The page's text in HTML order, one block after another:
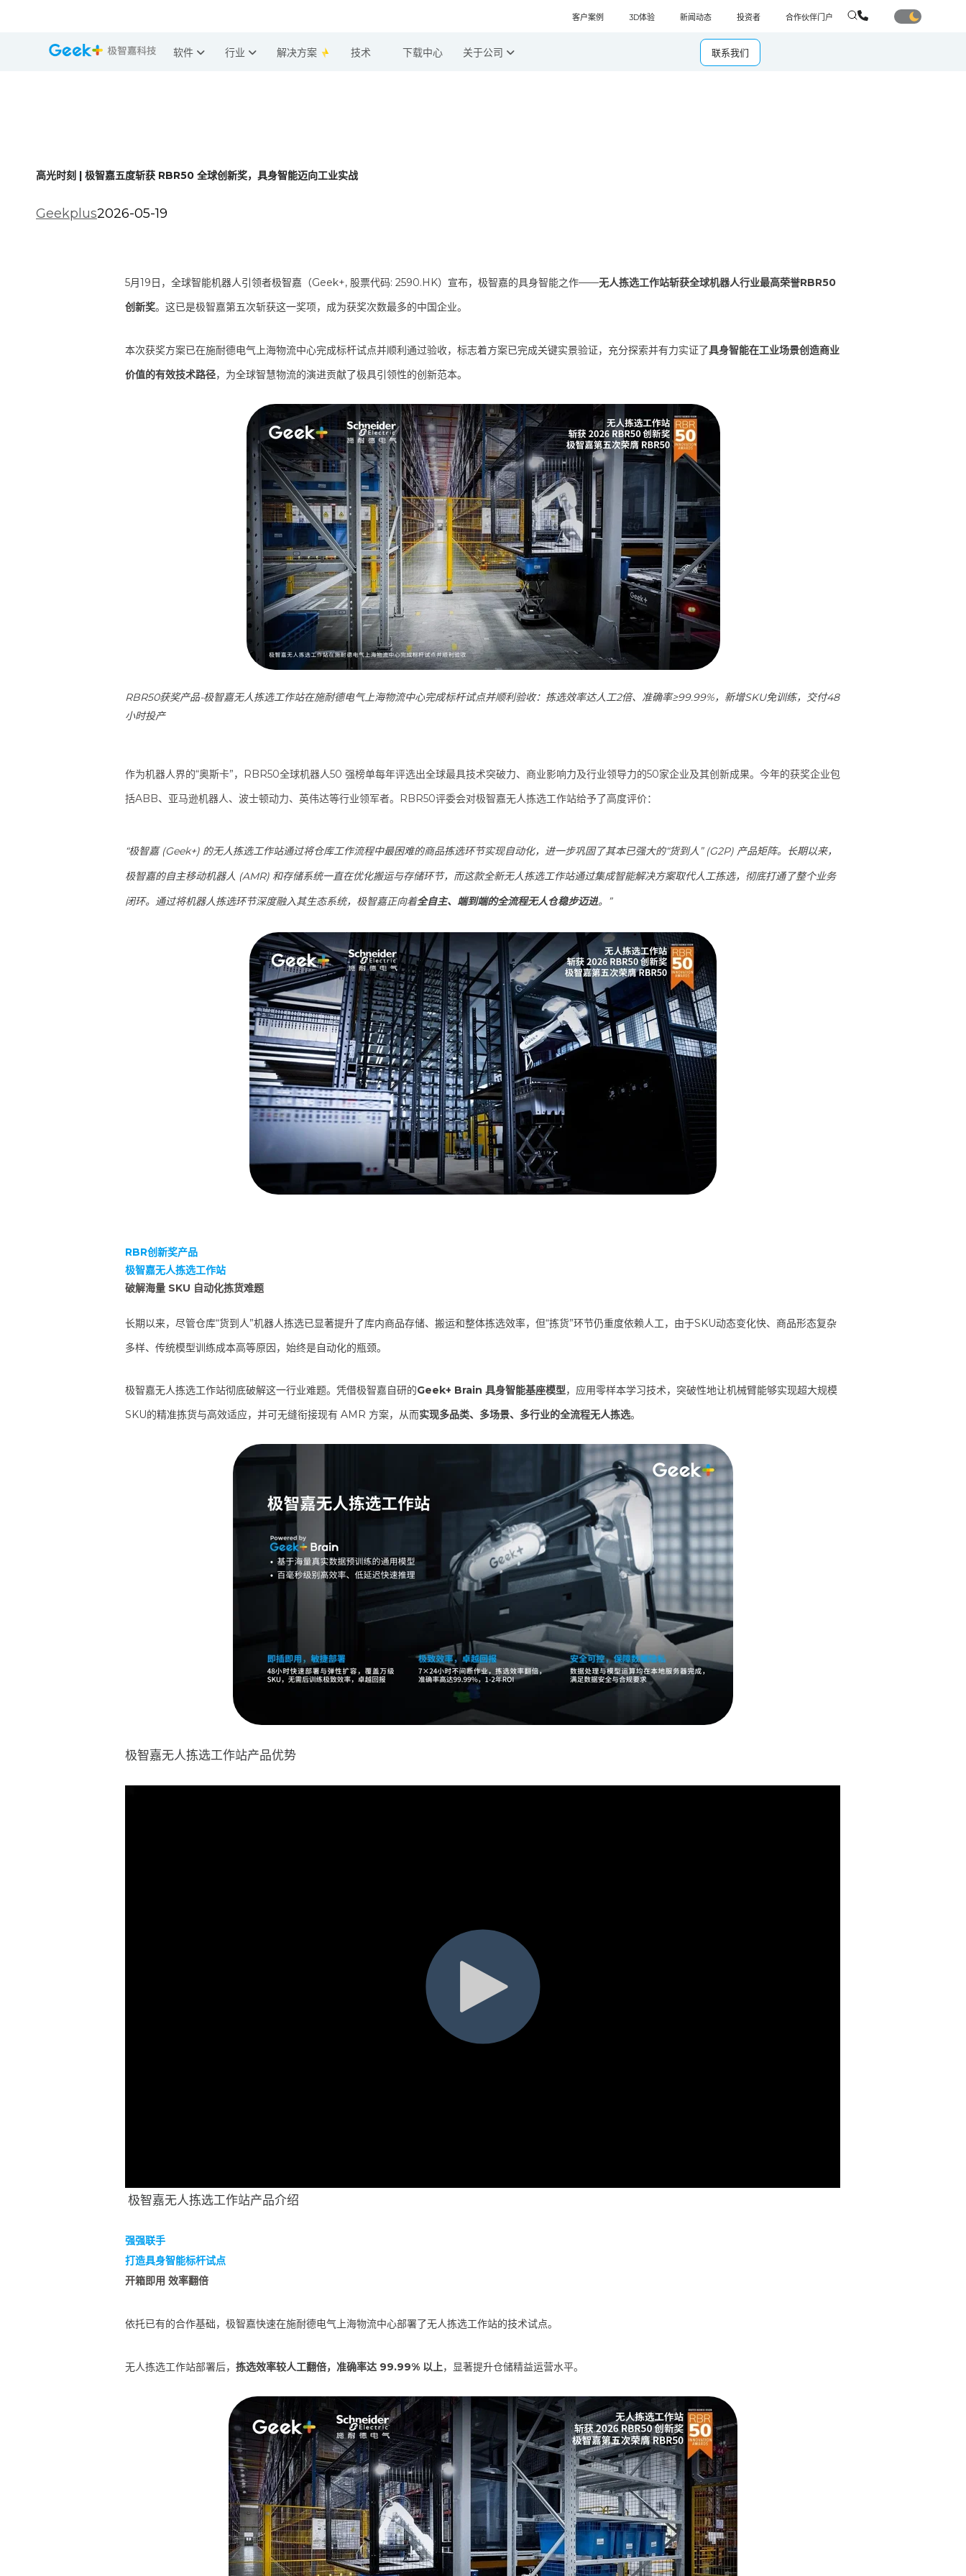
客户案例 3D体验 新闻动态 投资者 合作伙伴门户
软件 行业 解决方案 技术 下载中心 关于公司 联系我们
高光时刻 | 极智嘉五度斩获 RBR50 全球创新奖，具身智能迈向工业实战
Geekplus2026-05-19
5月19日，全球智能机器人引领者极智嘉（Geek+, 股票代码: 2590.HK）宣布，极智嘉的具身智能之作——无人拣选工作站斩获全球机器人行业最高荣誉RBR50
创新奖。这已是极智嘉第五次斩获这一奖项，成为获奖次数最多的中国企业。
本次获奖方案已在施耐德电气上海物流中心完成标杆试点并顺利通过验收，标志着方案已完成关键实景验证，充分探索并有力实证了具身智能在工业场景创造商业
价值的有效技术路径，为全球智慧物流的演进贡献了极具引领性的创新范本。
RBR50获奖产品-极智嘉无人拣选工作站在施耐德电气上海物流中心完成标杆试点并顺利验收：拣选效率达人工2倍、准确率≥99.99%，新增SKU免训练，交付48
小时投产
作为机器人界的“奥斯卡”，RBR50全球机器人50 强榜单每年评选出全球最具技术突破力、商业影响力及行业领导力的50家企业及其创新成果。今年的获奖企业包
括ABB、亚马逊机器人、波士顿动力、英伟达等行业领军者。RBR50评委会对极智嘉无人拣选工作站给予了高度评价：
“极智嘉 (Geek+) 的无人拣选工作站通过将仓库工作流程中最困难的商品拣选环节实现自动化，进一步巩固了其本已强大的“货到人” (G2P) 产品矩阵。长期以来，
极智嘉的自主移动机器人 (AMR) 和存储系统一直在优化搬运与存储环节，而这款全新无人拣选工作站通过集成智能解决方案取代人工拣选，彻底打通了整个业务
闭环。通过将机器人拣选环节深度融入其生态系统，极智嘉正向着全自主、端到端的全流程无人仓稳步迈进。”
RBR创新奖产品
极智嘉无人拣选工作站
破解海量 SKU 自动化拣货难题
长期以来，尽管仓库“货到人”机器人拣选已显著提升了库内商品存储、搬运和整体拣选效率，但“拣货”环节仍重度依赖人工，由于SKU动态变化快、商品形态复杂
多样、传统模型训练成本高等原因，始终是自动化的瓶颈。
极智嘉无人拣选工作站彻底破解这一行业难题。凭借极智嘉自研的Geek+ Brain 具身智能基座模型，应用零样本学习技术，突破性地让机械臂能够实现超大规模
SKU的精准拣货与高效适应，并可无缝衔接现有 AMR 方案，从而实现多品类、多场景、多行业的全流程无人拣选。
极智嘉无人拣选工作站产品优势
极智嘉无人拣选工作站产品介绍
强强联手
打造具身智能标杆试点
开箱即用 效率翻倍
依托已有的合作基础，极智嘉快速在施耐德电气上海物流中心部署了无人拣选工作站的技术试点。
无人拣选工作站部署后，拣选效率较人工翻倍，准确率达 99.99% 以上，显著提升仓储精益运营水平。